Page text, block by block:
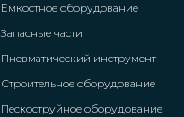
Емкостное оборудование
Запасные части
Пневматический инструмент
Строительное оборудование
Пескоструйное оборудование